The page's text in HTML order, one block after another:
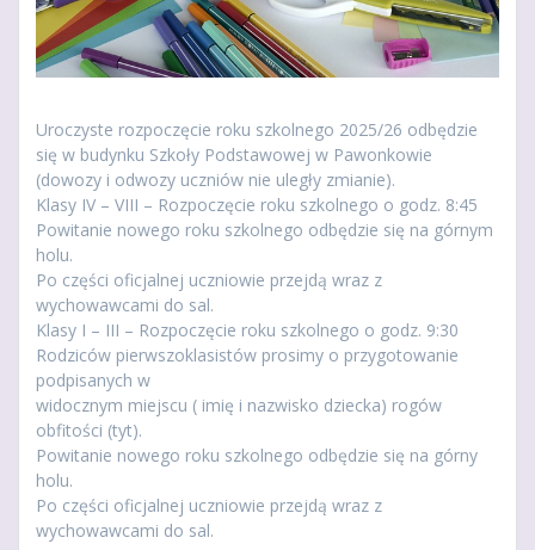
Uroczyste rozpoczęcie roku szkolnego 2025/26 odbędzie
się w budynku Szkoły Podstawowej w Pawonkowie
(dowozy i odwozy uczniów nie uległy zmianie).
Klasy IV – VIII – Rozpoczęcie roku szkolnego o godz. 8:45
Powitanie nowego roku szkolnego odbędzie się na górnym
holu.
Po części oficjalnej uczniowie przejdą wraz z
wychowawcami do sal.
Klasy I – III – Rozpoczęcie roku szkolnego o godz. 9:30
Rodziców pierwszoklasistów prosimy o przygotowanie
podpisanych w
widocznym miejscu ( imię i nazwisko dziecka) rogów
obfitości (tyt).
Powitanie nowego roku szkolnego odbędzie się na górny
holu.
Po części oficjalnej uczniowie przejdą wraz z
wychowawcami do sal.